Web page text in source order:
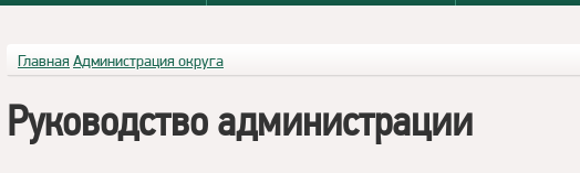
Главная Администрация округа
Руководство администрации